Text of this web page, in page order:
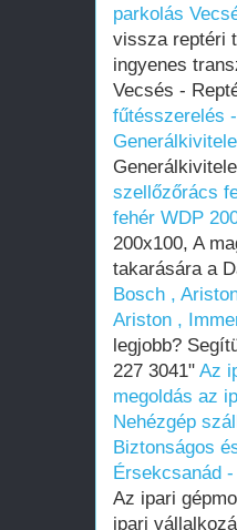
parkolás
vissza reptéri
ingyenes
Vecsés -
fűtésszerelés
szellőzőrács
fehér WDP
200x100, A
takarására a
Bosch ,
Ariston ,
legjobb?
227 3041" Az
megoldás az
Nehézgép
Biztonságos
Érsekcsanád
Az ipari
ipari